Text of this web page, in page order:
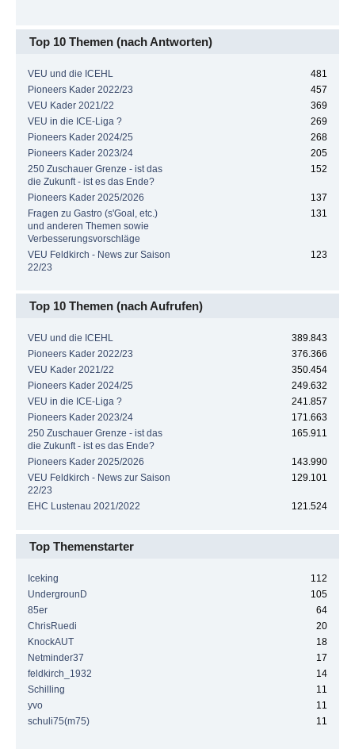
Top 10 Themen (nach Antworten)
VEU und die ICEHL
481
Pioneers Kader 2022/23
457
VEU Kader 2021/22
369
VEU in die ICE-Liga ?
269
Pioneers Kader 2024/25
268
Pioneers Kader 2023/24
205
250 Zuschauer Grenze - ist das
die Zukunft - ist es das Ende?
152
Pioneers Kader 2025/2026
137
Fragen zu Gastro (s'Goal, etc.)
und anderen Themen sowie
Verbesserungsvorschläge
131
VEU Feldkirch - News zur Saison
22/23
123
Top 10 Themen (nach Aufrufen)
VEU und die ICEHL
389.843
Pioneers Kader 2022/23
376.366
VEU Kader 2021/22
350.454
Pioneers Kader 2024/25
249.632
VEU in die ICE-Liga ?
241.857
Pioneers Kader 2023/24
171.663
250 Zuschauer Grenze - ist das
die Zukunft - ist es das Ende?
165.911
Pioneers Kader 2025/2026
143.990
VEU Feldkirch - News zur Saison
22/23
129.101
EHC Lustenau 2021/2022 121.524
Top Themenstarter
Iceking
112
UndergrounD
105
85er
64
ChrisRuedi
20
KnockAUT
18
Netminder37
17
feldkirch_1932
14
Schilling
11
yvo
11
schuli75(m75)
11